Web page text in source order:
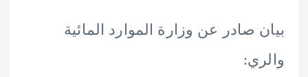
صادر عن وزارة الموارد المائية